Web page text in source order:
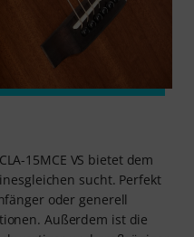
15MCE VS bietet dem
sucht. Perfekt
oder generell
Außerdem ist die